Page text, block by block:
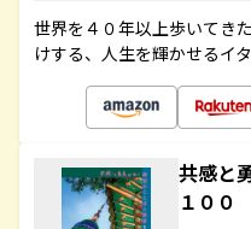
世界を４０年以上歩いてき
けする、人生を輝かせるイ
共感と
１００